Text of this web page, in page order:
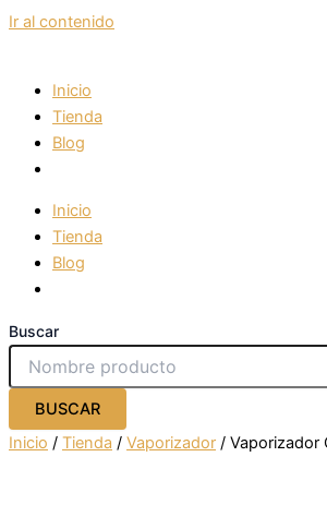
Ir al contenido
Inicio
Tienda
Blog
Inicio
Tienda
Blog
Buscar
BUSCAR
Inicio / Tienda / Vaporizador / Vaporizador